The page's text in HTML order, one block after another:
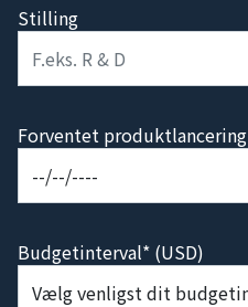
Stilling
Forventet produktlancering
Budgetinterval* (USD)